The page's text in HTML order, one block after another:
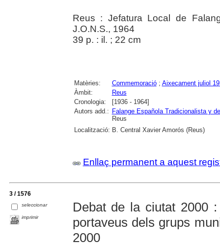
Reus : Jefatura Local de
J.O.N.S., 1964
39 p. : il. ; 22 cm
Matèries: Commemoració; Aixecament juliol
Àmbit:
Reus
Cronologia:
[1936 - 1964]
Autors add.: Falange Española Tradicionalista y
Reus
Localització: B. Central Xavier Amorós (Reus)
Enllaç permanent a aquest
3 / 1576
seleccionar
imprimir
Debat de la ciutat 2000
portaveus dels grups
2000